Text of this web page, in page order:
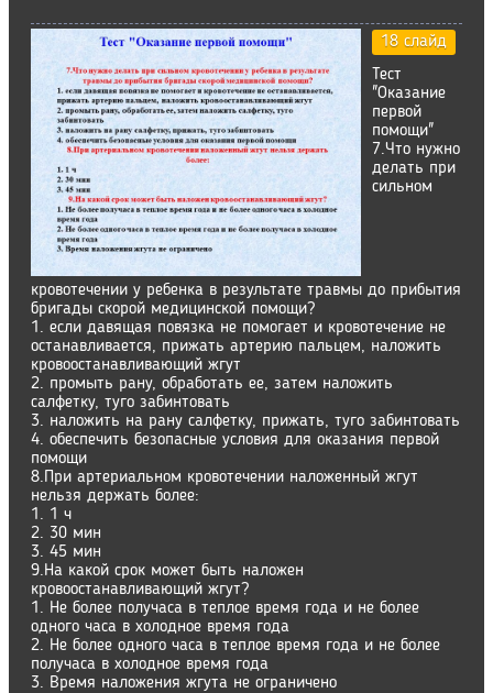
18 слайд
Тест
"Оказание
первой
помощи"
7.Что нужно
делать при
сильном
кровотечении у ребенка в результате травмы до прибытия
бригады скорой медицинской помощи?
1. если давящая повязка не помогает и кровотечение не
останавливается, прижать артерию пальцем, наложить
кровоостанавливающий жгут
2. промыть рану, обработать ее, затем наложить
салфетку, туго забинтовать
3. наложить на рану салфетку, прижать, туго забинтовать
4. обеспечить безопасные условия для оказания первой
помощи
8.При артериальном кровотечении наложенный жгут
нельзя держать более:
1. 1 ч
2. 30 мин
3. 45 мин
9.На какой срок может быть наложен
кровоостанавливающий жгут?
1. Не более получаса в теплое время года и не более
одного часа в холодное время года
2. Не более одного часа в теплое время года и не более
получаса в холодное время года
3. Время наложения жгута не ограничено